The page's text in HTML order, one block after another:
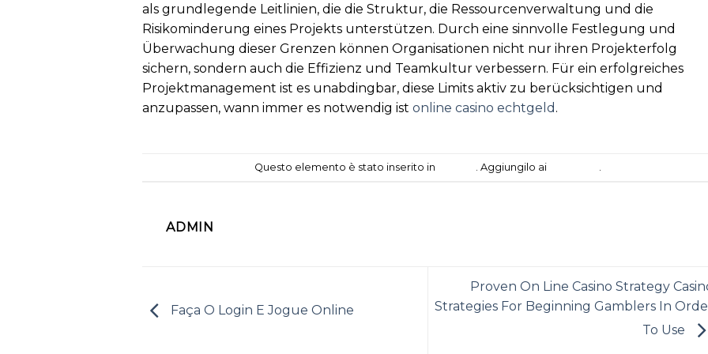
als grundlegende Leitlinien, die die Struktur, die Ressourcenverwaltung und die
Risikominderung eines Projekts unterstützen. Durch eine sinnvolle Festlegung und
Überwachung dieser Grenzen können Organisationen nicht nur ihren Projekterfolg
sichern, sondern auch die Effizienz und Teamkultur verbessern. Für ein erfolgreiches
Projektmanagement ist es unabdingbar, diese Limits aktiv zu berücksichtigen und
anzupassen, wann immer es notwendig ist online casino echtgeld .
Questo elemento è stato inserito in . Aggiungilo ai
ADMIN
Faça O Login E Jogue Online
Proven On Line Casino Strategy
Strategies For Beginning Gamblers In
To Use